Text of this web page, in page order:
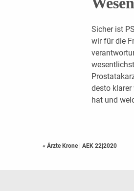
Sicher ist
wir für die
desto
hat und
« Ärzte Krone | AEK 22|2020